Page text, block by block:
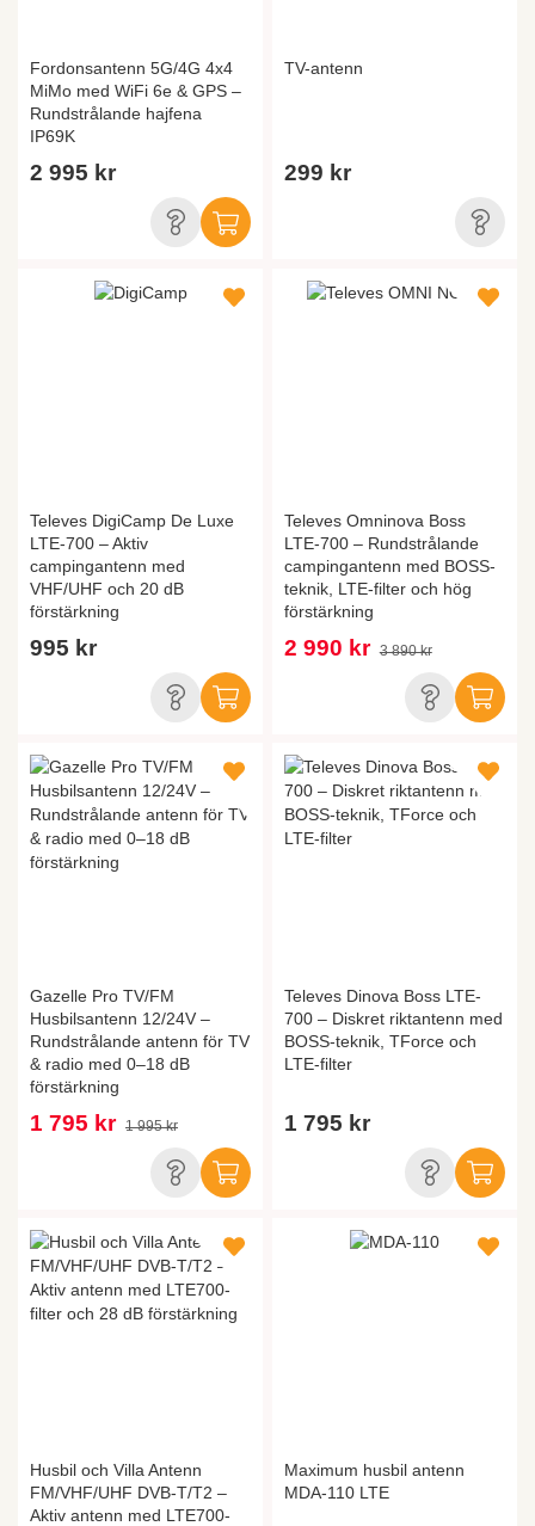
Fordonsantenn 5G/4G 4x4
MiMo med WiFi 6e & GPS –
Rundstrålande hajfena
IP69K
2 995 kr
TV-antenn
299 kr
Televes DigiCamp De Luxe
LTE-700 – Aktiv
campingantenn med
VHF/UHF och 20 dB
förstärkning
995 kr
Televes Omninova Boss
LTE-700 – Rundstrålande
campingantenn med BOSS-
teknik, LTE-filter och hög
förstärkning
2 990 kr 3 890 kr
Gazelle Pro TV/FM
Husbilsantenn 12/24V –
Rundstrålande antenn för TV
& radio med 0–18 dB
förstärkning
1 795 kr 1 995 kr
Televes Dinova Boss LTE-
700 – Diskret riktantenn med
BOSS-teknik, TForce och
LTE-filter
1 795 kr
Husbil och Villa Antenn
FM/VHF/UHF DVB-T/T2 –
Aktiv antenn med LTE700-
Maximum husbil antenn
MDA-110 LTE